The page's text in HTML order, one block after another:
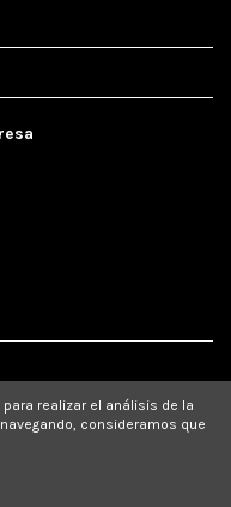
realizar el análisis de la
consideramos que